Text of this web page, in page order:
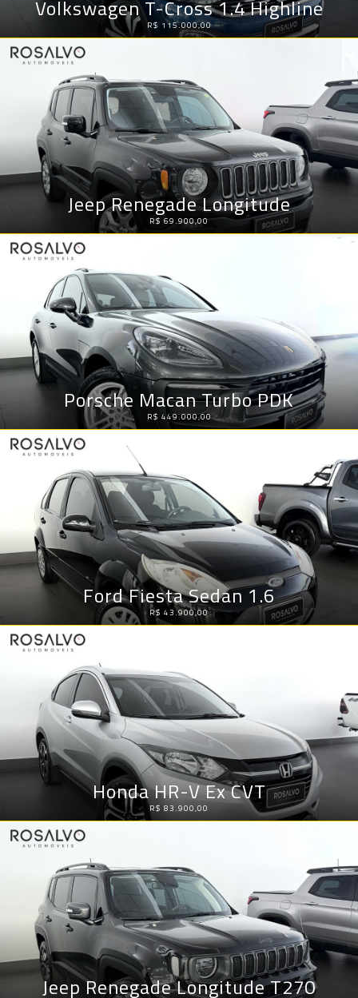
Volkswagen T-Cross 1.4 Highline
R$ 115.000,00
Jeep Renegade Longitude
R$ 69.900,00
Porsche Macan Turbo PDK
R$ 449.000,00
Ford Fiesta Sedan 1.6
R$ 43.900,00
Honda HR-V Ex CVT
R$ 83.900,00
Jeep Renegade Longitude T270